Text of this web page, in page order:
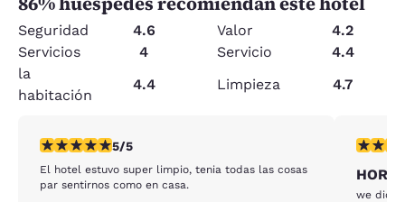
Seguridad 4.6 Valor
4.2
Servicios
4 Servicio
4.4
la
habitación
4.4 Limpieza 4.7
calificación de 5 estrellas. Excepcional. 1 reseña
5/5
El hotel estuvo super limpio, tenia todas las cosas
par sentirnos como en casa.
we did